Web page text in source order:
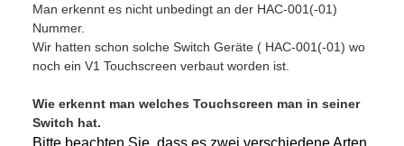
Man erkennt es nicht unbedingt an der HAC-001(-01)
Nummer.
Wir hatten schon solche Switch Geräte ( HAC-001(-01) wo
noch ein V1 Touchscreen verbaut worden ist.
Wie erkennt man welches Touchscreen man in seiner
Switch hat.
Bitte beachten Sie, dass es zwei verschiedene Arten